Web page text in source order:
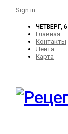
Sign in
ЧЕТВЕРГ,
Главная
Контакты
Лента
Карта